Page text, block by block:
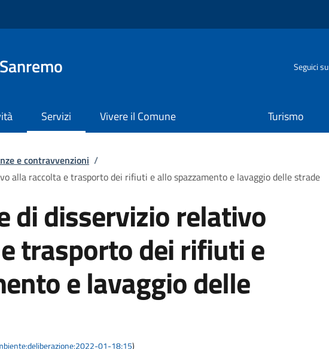
Seguici su
Servizi Vivere il Comune Turismo
e contravvenzioni /
alla raccolta e trasporto dei rifiuti e allo spazzamento e lavaggio delle strade
di disservizio relativo
trasporto dei rifiuti e
e lavaggio delle
01-18;15)